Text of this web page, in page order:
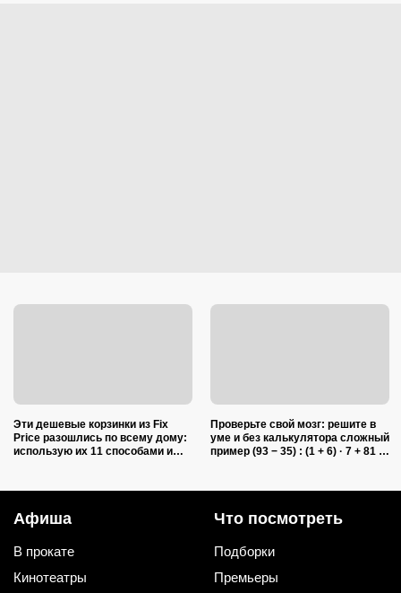
Эти дешевые корзинки из Fix
Price разошлись по всему дому:
использую их 11 способами и
Проверьте свой мозг: решите в
уме и без калькулятора сложный
пример (93 − 35) : (1 + 6) · 7 + 81 :
Афиша
В прокате
Кинотеатры
Что посмотреть
Подборки
Премьеры